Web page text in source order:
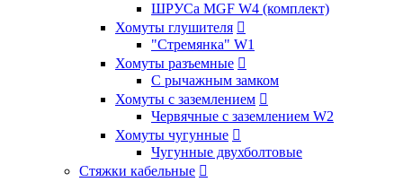
ШРУСа MGF W4 (комплект)
Хомуты глушителя 
"Стремянка" W1
Хомуты разъемные 
С рычажным замком
Хомуты с заземлением 
Червячные с заземлением W2
Хомуты чугунные 
Чугунные двухболтовые
Стяжки кабельные 